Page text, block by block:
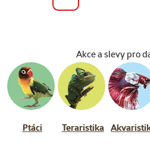
Akce a slevy pro
Ptáci Teraristika